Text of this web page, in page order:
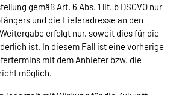
gemäß Art. 6 Abs. 1 lit. b DSGVO nur
und die Lieferadresse an den
erfolgt nur, soweit dies für die
ist. In diesem Fall ist eine vorherige
mit dem Anbieter bzw. die
möglich.